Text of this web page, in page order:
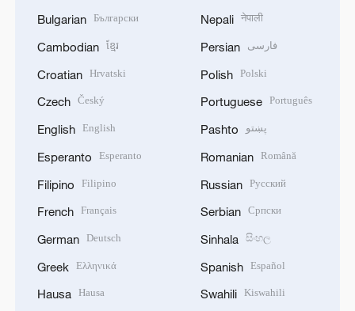
Bulgarian Български
Cambodian ខ្មែរ
Croatian Hrvatski
Czech Český
English English
Esperanto Esperanto
Filipino Filipino
French Français
German Deutsch
Greek Ελληνικά
Hausa Hausa
Nepali नेपाली
Persian فارسی
Polish Polski
Portuguese Português
Pashto پښتو
Romanian Română
Russian Русский
Serbian Српски
Sinhala සිංහල
Spanish Español
Swahili Kiswahili